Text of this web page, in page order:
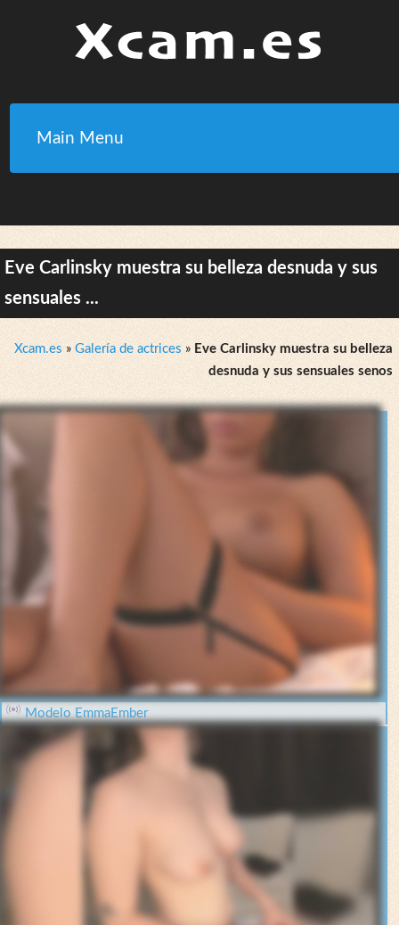
Main Menu
Eve Carlinsky muestra su belleza desnuda y sus
sensuales ...
Xcam.es » Galería de actrices » Eve Carlinsky muestra su belleza
desnuda y sus sensuales senos
Modelo EmmaEmber